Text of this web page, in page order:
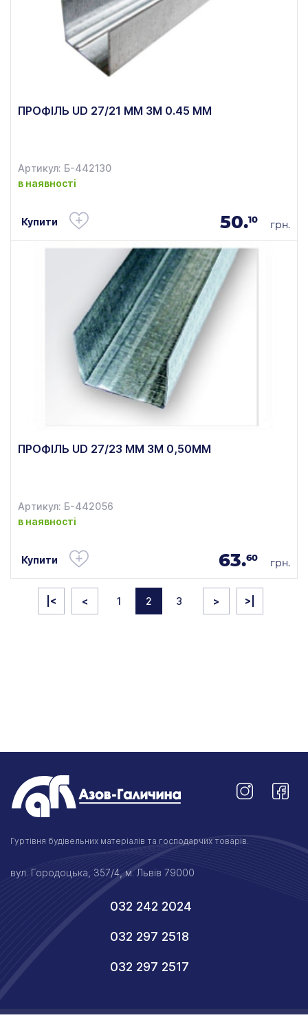
ПРОФІЛЬ UD 27/21 ММ 3М 0.45 ММ
Артикул: Б-442130
в наявності
Купити 50.10 грн.
ПРОФІЛЬ UD 27/23 ММ 3М 0,50ММ
Артикул: Б-442056
в наявності
Купити 63.60 грн.
|< < 1 2 3 > >|
Гуртівня будівельних матеріалів та господарчих товарів.
вул. Городоцька, 357/4, м. Львів 79000
032 242 2024
032 297 2518
032 297 2517